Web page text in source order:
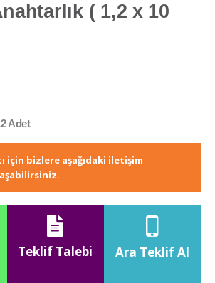
( 1,2 x 10
Adet
için bizlere aşağıdaki iletişim
Teklif Talebi Ara Teklif Al